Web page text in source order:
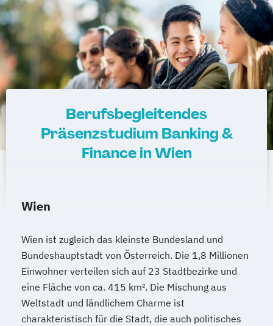
Berufsbegleitendes
Präsenzstudium Banking &
Finance in Wien
Wien
Wien ist zugleich das kleinste Bundesland und
Bundeshauptstadt von Österreich. Die 1,8 Millionen
Einwohner verteilen sich auf 23 Stadtbezirke und
eine Fläche von ca. 415 km². Die Mischung aus
Weltstadt und ländlichem Charme ist
charakteristisch für die Stadt, die auch politisches